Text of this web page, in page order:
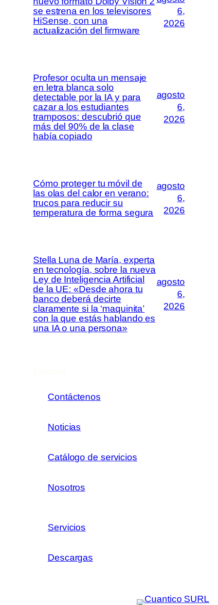
se estrena en los televisores
HiSense, con una
actualización del firmware
6,
2026
Profesor oculta un mensaje
en letra blanca solo
detectable por la IA y para
cazar a los estudiantes
tramposos: descubrió que
más del 90% de la clase
había copiado
agosto
6,
2026
Cómo proteger tu móvil de
las olas del calor en verano:
trucos para reducir su
temperatura de forma segura
agosto
6,
2026
Stella Luna de María, experta
en tecnología, sobre la nueva
Ley de Inteligencia Artificial
de la UE: «Desde ahora tu
banco deberá decirte
claramente si la ‘maquinita’
con la que estás hablando es
una IA o una persona»
agosto
6,
2026
Contáctenos
Noticias
Catálogo de servicios
Nosotros
Servicios
Descargas